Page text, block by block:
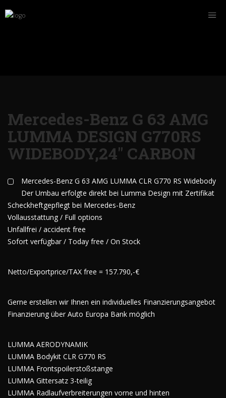
Mercedes-Benz G 63 AMG
LUMMA DESIGN G770RS
WIDEBODY,24" CARBON
Mercedes-Benz G 63 AMG LUMMA CLR G770 RS Widebody
Der Umbau erfolgte direkt bei Lumma Design mit Zertifikat
Scheckheftgepflegt bei Mercedes-Benz
Vollausstattung / Full options
Unfallfrei / accident free
Sofort verfügbar / Today free / On Stock
Netto/Exportprice/TAX free = 157.790,-€
Gerne erstellen wir Ihnen ein individuelles Finanzierungsangebot
Finanzierung über Auto Europa Bank möglich
LUMMA AERODYNAMIK
LUMMA Bodykit CLR G770 RS
LUMMA Frontspoilerstoßstange
LUMMA Gittersatz 3-teilig
LUMMA Radlaufverbreiterungen vorne und hinten